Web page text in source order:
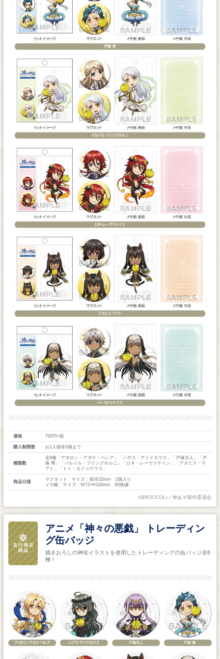
価格 700円+税
購入制限数 お1人様各5個まで
種類数
全8種「アポロン・アガナ・ベレア」「ハデス・アイドネウス」「戸塚月人」「戸
塚 尊」「バルドル・フリングホルニ」「ロキ・レーヴァテイン」「アヌビス・マ
アト」「トト・カドゥケウス」
商品仕様
マグネット サイズ：直径32mm 2個入り
メモ帳 サイズ：W72×H116mm 60枚綴
©BROCCOLI／神あそ製作委員会
アニメ「神々の悪戯」 トレーディン
グ缶バッジ
描きおろしの神化イラストを使用したトレーディングの缶バッジ全8
種！